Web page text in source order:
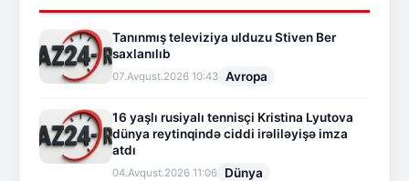
Tanınmış televiziya ulduzu Stiven Ber
saxlanılıb
07.Avqust.2026 10:43 Avropa
16 yaşlı rusiyalı tennisçi Kristina Lyutova
dünya reytinqində ciddi irəliləyişə imza
atdı
04.Avqust.2026 11:06 Dünya